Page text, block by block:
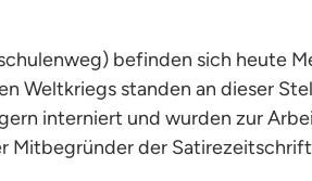
befinden sich heute
Weltkriegs standen an dieser
interniert und wurden zur
Mitbegründer der Satirezeitschrift